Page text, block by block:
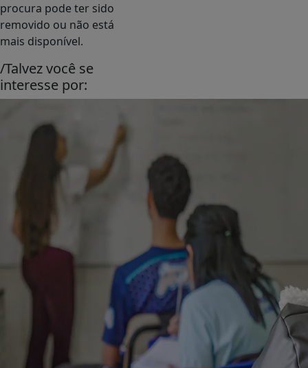
procura pode ter sido
removido ou não está
mais disponível.
/Talvez você se
interesse por: